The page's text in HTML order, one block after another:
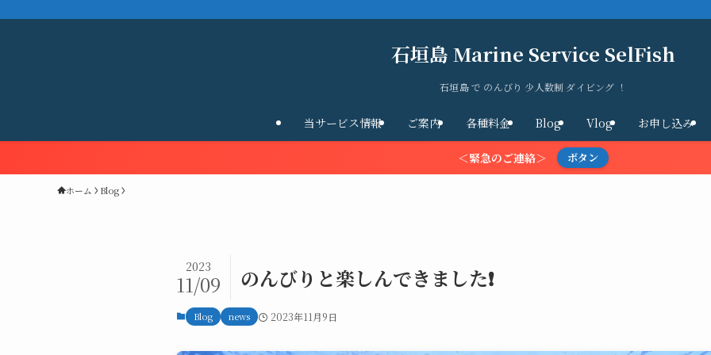
石垣島 Marine Service SelFish
石垣島 で のんびり 少人数制 ダイビング ！
当サービス情報 ご案内 各種料金 Blog Vlog お申し込み
＜緊急のご連絡＞ ボタン
ホーム Blog
のんびりと楽しんできました❗
2023
11/09
Blog news 2023年11月9日